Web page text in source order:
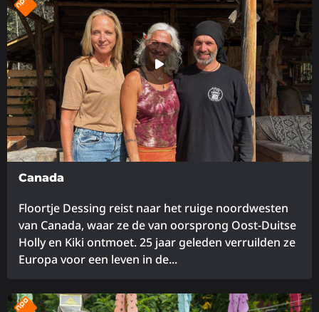
over
Canada
Floortje Dessing reist naar het ruige noordwesten
van Canada, waar ze de van oorsprong Oost-Duitse
Holly en Kiki ontmoet. 25 jaar geleden verruilden ze
Europa voor een leven in de...
meer